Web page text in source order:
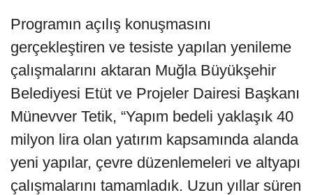
Programın açılış konuşmasını
gerçekleştiren ve tesiste yapılan yenileme
çalışmalarını aktaran Muğla Büyükşehir
Belediyesi Etüt ve Projeler Dairesi Başkanı
Münevver Tetik, “Yapım bedeli yaklaşık 40
milyon lira olan yatırım kapsamında alanda
yeni yapılar, çevre düzenlemeleri ve altyapı
çalışmalarını tamamladık. Uzun yıllar süren